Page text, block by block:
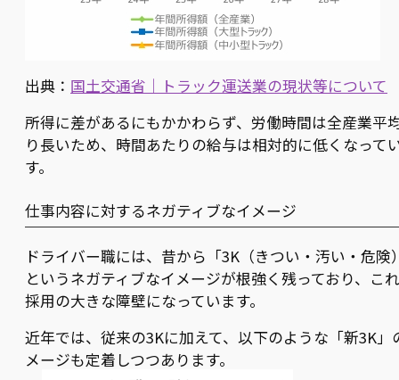
出典： 国土交通省｜トラック運送業の現状等について
所得に差があるにもかかわらず、労働時間は全産業平
り長いため、時間あたりの給与は相対的に低くなって
す。
仕事内容に対するネガティブなイメージ
ドライバー職には、昔から「3K（きつい・汚い・危険
というネガティブなイメージが根強く残っており、こ
採用の大きな障壁になっています。
近年では、従来の3Kに加えて、以下のような「新3K」
メージも定着しつつあります。